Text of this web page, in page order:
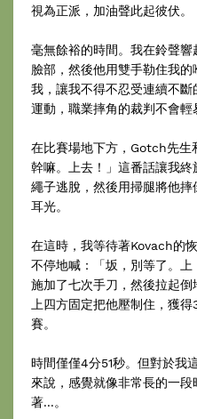
視為正派，加油聲此起彼伏。
毫無餘裕的時間。我在鈴聲
臉部，然後他用雙手勒住我
我，讓我不得不忍受連續不
運動，職業摔角的裁判不會輕
在比賽場地下方，Gotch先
幹嘛。上去！」這番話讓我
繩子逃脫，然後用掃腿將他
耳光。
在這時，我等待著Kovach的
不停地喊：「坂，別等了。
施加了七次手刀，然後拉起
上四方固定把他壓制住，獲
賽。
時間僅僅4分51秒。但對於我
來說，感覺就像非常長的一
著...。